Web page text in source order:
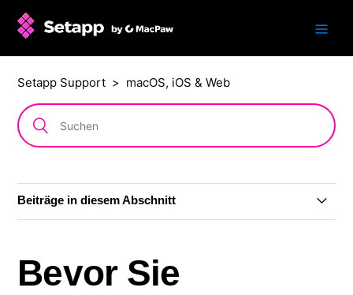
Setapp Support macOS, iOS & Web
Beiträge in diesem Abschnitt
Programme deinstallieren
Bevor Sie